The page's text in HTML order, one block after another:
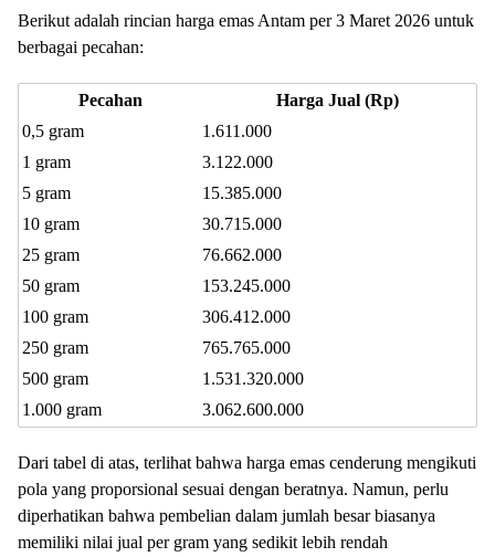
Berikut adalah rincian harga emas Antam per 3 Maret 2026 untuk
berbagai pecahan:
Pecahan
Harga Jual (Rp)
0,5 gram
1.611.000
1 gram
3.122.000
5 gram
15.385.000
10 gram
30.715.000
25 gram
76.662.000
50 gram
153.245.000
100 gram
306.412.000
250 gram
765.765.000
500 gram
1.531.320.000
1.000 gram
3.062.600.000
Dari tabel di atas, terlihat bahwa harga emas cenderung mengikuti
pola yang proporsional sesuai dengan beratnya. Namun, perlu
diperhatikan bahwa pembelian dalam jumlah besar biasanya
memiliki nilai jual per gram yang sedikit lebih rendah